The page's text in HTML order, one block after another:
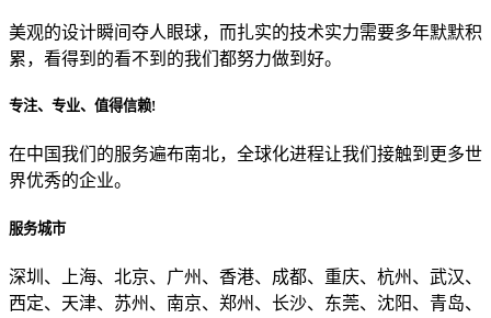
目前主要的营销渠道是？
美观的设计瞬间夺人眼球，而扎实的技术实力需要多年默默积
累，看得到的看不到的我们都努力做到好。
专注、专业、值得信赖!
在中国我们的服务遍布南北，全球化进程让我们接触到更多世
界优秀的企业。
服务城市
深圳、上海、北京、广州、香港、成都、重庆、杭州、武汉、
西定、天津、苏州、南京、郑州、长沙、东莞、沈阳、青岛、